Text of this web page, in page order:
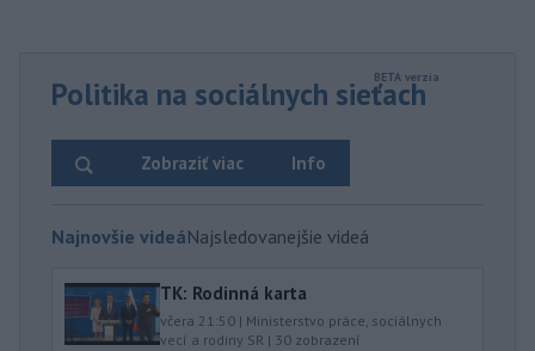
Politika na sociálnych sieťach
Info
Zobraziť viac
Najnovšie videáNajsledovanejšie videá
TK: Rodinná karta
včera 21:50 | Ministerstvo práce, sociálnych
vecí a rodiny SR | 30 zobrazení